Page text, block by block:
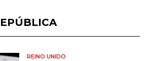
REINO UNIDO